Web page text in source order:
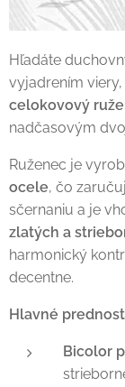
Hľadáte
vyjadrením
celokovový
nadčasovým
Ruženec je
ocele, čo
sčernaniu a je
zlatých a
harmonický
decentne.
Hlavné
Bicolor